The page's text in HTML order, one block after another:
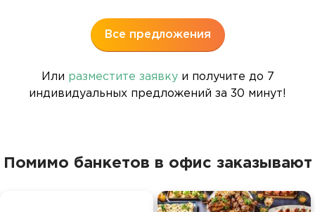
Все предложения
Или разместите заявкуи получите до 7
индивидуальных предложений за 30 минут!
Помимо банкетов в офис заказывают